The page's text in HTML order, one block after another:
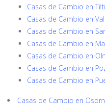
Casas de Cambio en
Casas de Cambio en
Casas de Cambio en
Casas de Cambio en
Casas de Cambio en
Casas de Cambio en
Casas de Cambio en
Casas de Cambio en